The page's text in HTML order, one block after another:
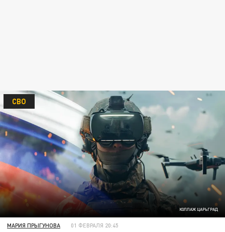
КОЛЛАЖ ЦАРЬГРАД
СВО
МАРИЯ ПРЫГУНОВА 01 ФЕВРАЛЯ 20:45